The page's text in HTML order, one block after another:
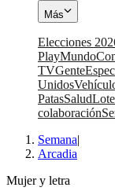
Más
Elecciones
PlayMundo
TVGente
Unidos
PatasSalud
colaboración
Semana|
Arcadia
Mujer y letra